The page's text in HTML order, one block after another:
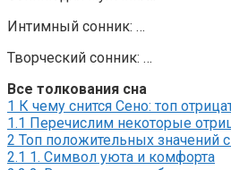
Интимный сонник: …
Творческий сонник: …
Все толкования сна
1 К чему снится Сено: топ
1.1 Перечислим некоторые
2 Топ положительных значений
2.1 1. Символ уюта и комфорта